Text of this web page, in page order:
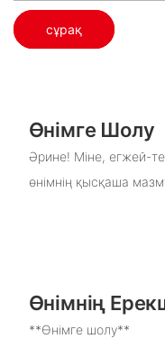
сұрақ
Өнімге Шолу
Әрине! Міне, егжей-
өнімнің қысқаша
Өнімнің
**Өнімге шолу**